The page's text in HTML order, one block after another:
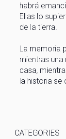
habrá
Ellas lo
de la tierra.
La memoria
mientras
casa,
la historia se
CATEGORIES